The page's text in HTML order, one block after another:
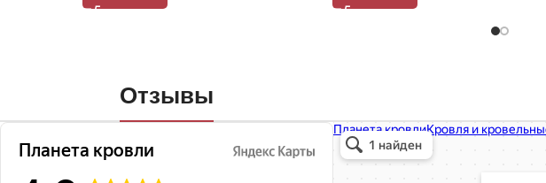
Отзывы
Планета кровли
Кровля и кровельные материалы в
Окна в Балашихе